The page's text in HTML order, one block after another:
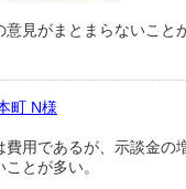
見がまとまらないこと
町 N様
用であるが、示談金の
とが多い。